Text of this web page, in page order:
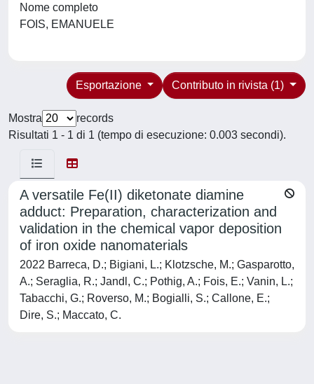
Nome completo
FOIS, EMANUELE
Contributo in rivista (1)
Esportazione
Mostra
records
Risultati 1 - 1 di 1 (tempo di esecuzione: 0.003 secondi).
A versatile Fe(II) diketonate diamine
adduct: Preparation, characterization and
validation in the chemical vapor deposition
of iron oxide nanomaterials
2022 Barreca, D.; Bigiani, L.; Klotzsche, M.; Gasparotto,
A.; Seraglia, R.; Jandl, C.; Pothig, A.; Fois, E.; Vanin, L.;
Tabacchi, G.; Roverso, M.; Bogialli, S.; Callone, E.;
Dire, S.; Maccato, C.